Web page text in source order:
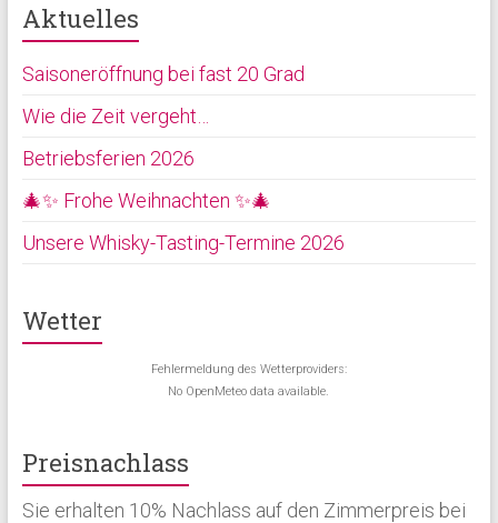
Aktuelles
Saisoneröffnung bei fast 20 Grad
Wie die Zeit vergeht…
Betriebsferien 2026
🎄✨ Frohe Weihnachten ✨🎄
Unsere Whisky-Tasting-Termine 2026
Wetter
Fehlermeldung des Wetterproviders:
No OpenMeteo data available.
Preisnachlass
Sie erhalten 10% Nachlass auf den Zimmerpreis bei